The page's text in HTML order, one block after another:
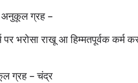
अनुकूल ग्रह –
भरोसा राखू आ हिम्मतपूर्वक कर्म
ग्रह – चंद्र